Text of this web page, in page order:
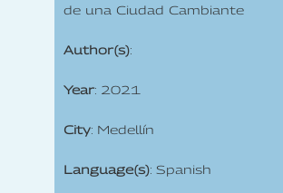
de una Ciudad Cambiante
Author(s):
Year: 2021
City: Medellín
Language(s): Spanish